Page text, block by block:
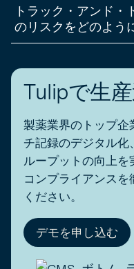
ムが問題を特定し、迅速に
データにより、調査を短縮し
レポートと監査証跡により
り、影響を受けるロットの迅
クションが可能になり、安
速されます。
トラック・アンド・
のリスクをどのよう
は、サプライチェーン全体を
す。これにより、偽造医薬
応じて迅速かつ的を絞った
安全とブランドの信頼を守
Tulipで生
製薬業界のトップ企
チ記録のデジタル化
ループットの向上
コンプライアンス
ください。
デモを申し込む